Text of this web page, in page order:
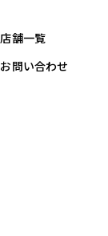
店舗一覧
お問い合わせ